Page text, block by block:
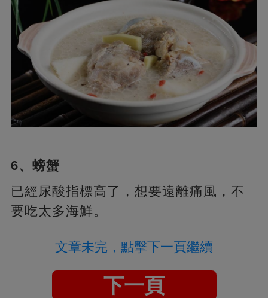
6、螃蟹
已經尿酸指標高了，想要遠離痛風，不
要吃太多海鮮。
文章未完，點擊下一頁繼續
下一頁